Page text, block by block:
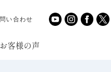
い合わせ
お客様の声